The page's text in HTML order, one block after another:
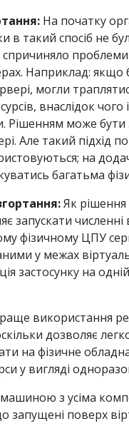
На початку
в такий спосіб не
Наприклад: якщо
могли
внаслідок
Рішенням може бути
Але такий підхід
на
багатьма
Як рішення
запускати
фізичному ЦПУ
у межах
застосунку на
використання
дозволяє
на фізичне
у вигляді
з усіма
поверх